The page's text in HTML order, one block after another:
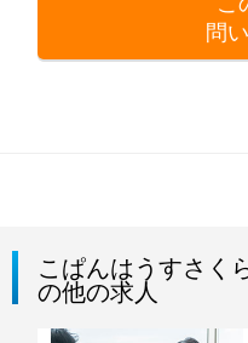
問
こぱんはうすさく
の他の求人